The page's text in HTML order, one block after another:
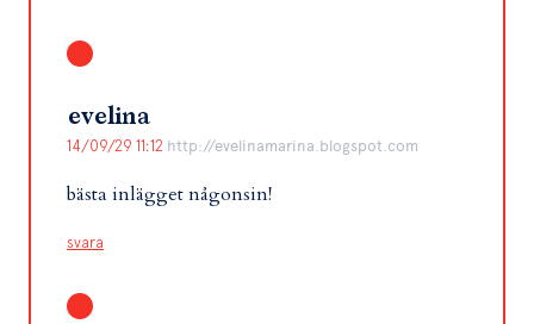
evelina
14/09/29 11:12 http://evelinamarina.blogspot.com
bästa inlägget någonsin!
svara